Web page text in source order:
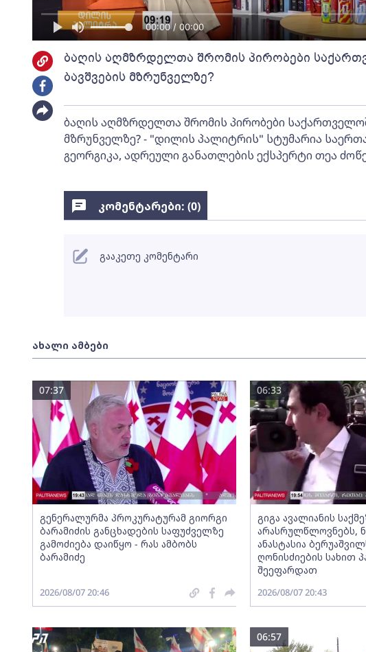
00:00 / 00:00
ბაღის აღმზრდელთა შრომის პირობები
ბავშვების მზრუნველზე?
ბაღის აღმზრდელთა შრომის პირობები
მზრუნველზე? - "დილის პალიტრის" სტუმარია
გეორგიკა, ადრეული განათლების ექსპერტი თეა
ახალი ამბები
გენერალურმა პროკურატურამ გიორგი
ბარამიძის განცხადების საფუძველზე
გამოძიება დაიწყო - რას ამბობს
ბარამიძე
07:37
2026/08/07 20:46
გიგა ავალიანის
არასრულწლოვნებს,
ანასტასია
ღონისძიების სახით
შეეფარდათ
06:33
2026/08/07 20:43
06:57
კომენტარები: (0)
გააკეთე კომენტარი